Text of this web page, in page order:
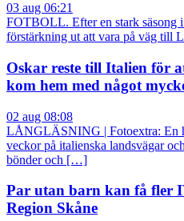
03 aug 06:21
FOTBOLL. Efter en stark säsong
förstärkning ut att vara på väg till
Oskar reste till Italien för
kom hem med något
02 aug 08:08
LÅNGLÄSNING | Fotoextra: En
veckor på italienska landsvägar
bönder och […]
Par utan barn kan få fler
Region Skåne